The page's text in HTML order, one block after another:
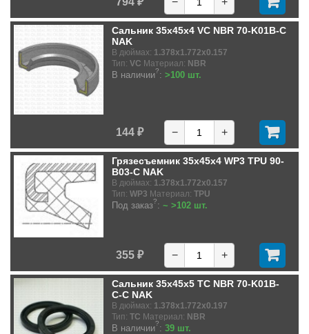
Сальник 35x45x4 VC NBR 70-K01B-C
NAK
В дюймах: 1.378x1.772x0.157
Тип: VC Материал: NBR
В наличии?: >100 шт.
144 ₽ − +
Грязесъемник 35x45x4 WP3 TPU 90-
B03-C NAK
В дюймах: 1.378x1.772x0.157
Тип: WP3 Материал: TPU
Под заказ?: ~ >102 шт.
355 ₽ − +
Сальник 35x45x5 TC NBR 70-K01B-
C-C NAK
В дюймах: 1.378x1.772x0.197
Тип: TC Материал: NBR
В наличии?: 39 шт.